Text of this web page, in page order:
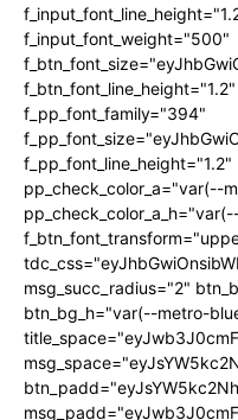
f_input_font_weight="500"
f_pp_font_family="394"
pp_check_color_a="var(--
msg_succ_radius="2"
btn_bg_h="var(--metro-